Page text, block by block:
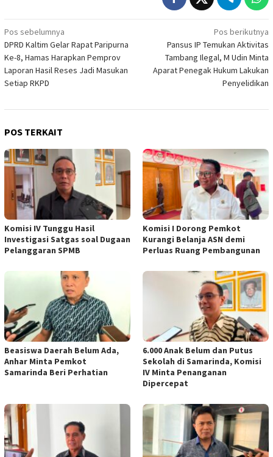
Navigasi
pos
Pos sebelumnya
DPRD Kaltim Gelar Rapat Paripurna
Ke-8, Hamas Harapkan Pemprov
Laporan Hasil Reses Jadi Masukan
Setiap RKPD
Pos berikutnya
Pansus IP Temukan Aktivitas
Tambang Ilegal, M Udin Minta
Aparat Penegak Hukum Lakukan
Penyelidikan
POS TERKAIT
Komisi IV Tunggu Hasil
Investigasi Satgas soal Dugaan
Pelanggaran SPMB
Komisi I Dorong Pemkot
Kurangi Belanja ASN demi
Perluas Ruang Pembangunan
Beasiswa Daerah Belum Ada,
Anhar Minta Pemkot
Samarinda Beri Perhatian
6.000 Anak Belum dan Putus
Sekolah di Samarinda, Komisi
IV Minta Penanganan
Dipercepat